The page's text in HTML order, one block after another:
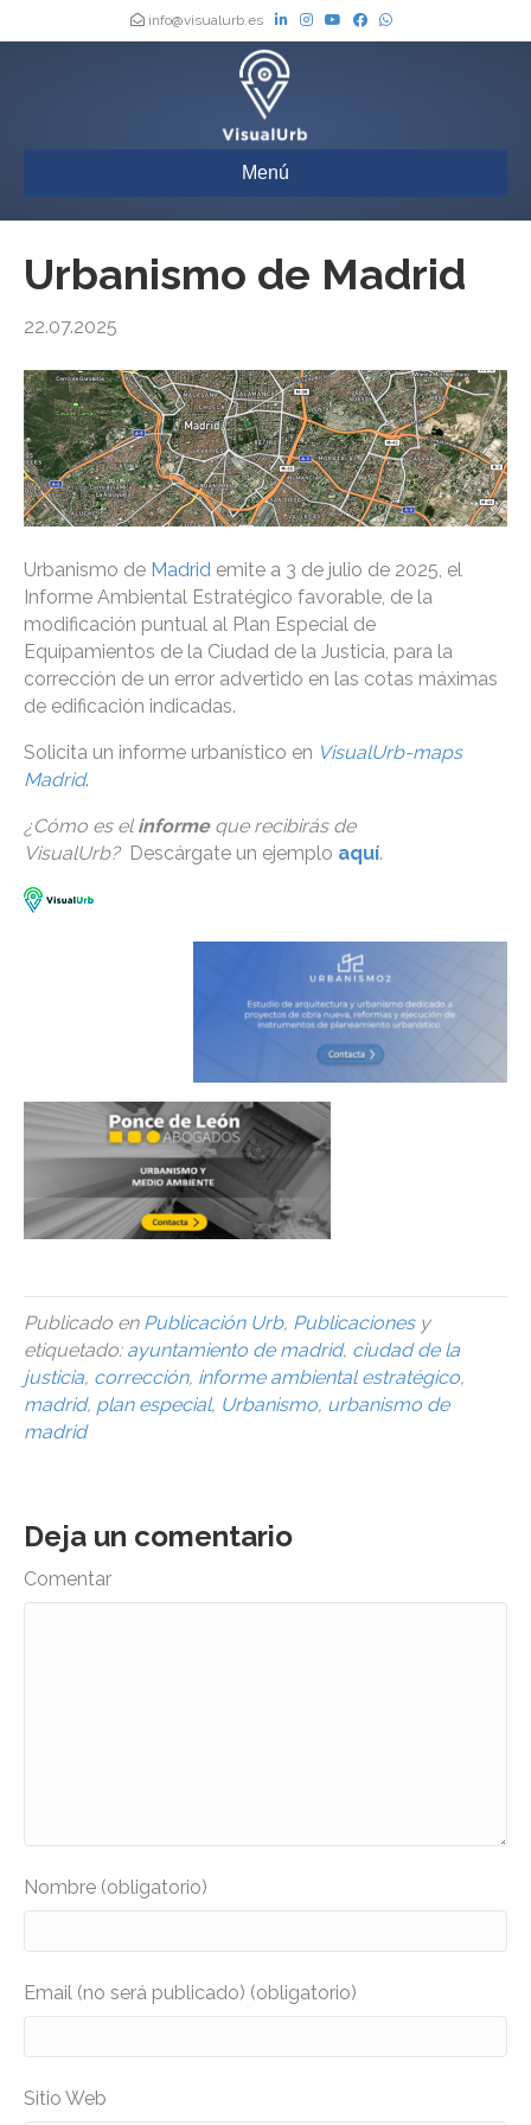
info@visualurb.es
Menú
Urbanismo de Madrid
22.07.2025
Urbanismo de Madrid emite a 3 de julio de 2025, el
Informe Ambiental Estratégico favorable, de la
modificación puntual al Plan Especial de
Equipamientos de la Ciudad de la Justicia, para la
corrección de un error advertido en las cotas máximas
de edificación indicadas.
Solicita un informe urbanístico en VisualUrb-maps
Madrid.
¿Cómo es el informe que recibirás de
VisualUrb?Descárgate un ejemplo aquí.
Publicado en Publicación Urb, Publicacionesy
etiquetado: ayuntamiento de madrid, ciudad de la
justicia, corrección, informe ambiental estratégico,
madrid, plan especial, Urbanismo, urbanismo de
madrid
Deja un comentario
Comentar
Nombre (obligatorio)
Email (no será publicado) (obligatorio)
Sitio Web